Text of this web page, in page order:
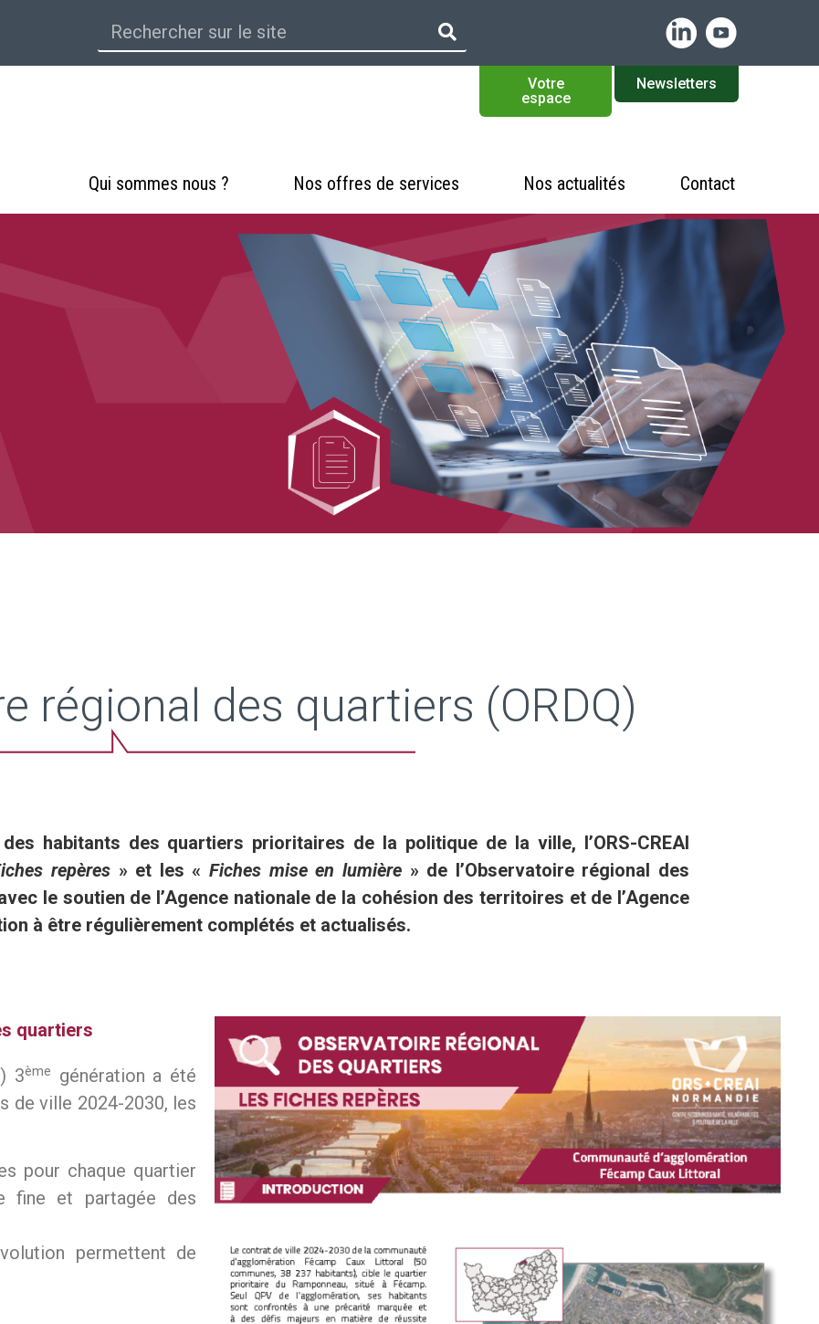
Votre
espace
Newsletters
Qui sommes nous ? Nos offres de services Nos actualités Contact
régional des quartiers (ORDQ)
habitants des quartiers prioritaires de la politique de la ville, l’ORS-CREAI
repères» et les «Fiches mise en lumière» de l’Observatoire régional des
le soutien de l’Agence nationale de la cohésion des territoires et de l’Agence
à être régulièrement complétés et actualisés.
quartiers
3ème
génération a été
de ville 2024-2030, les
pour chaque quartier
fine et partagée des
permettent de